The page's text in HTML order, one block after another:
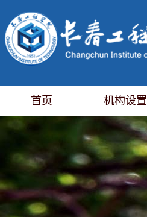
首页 机构设置